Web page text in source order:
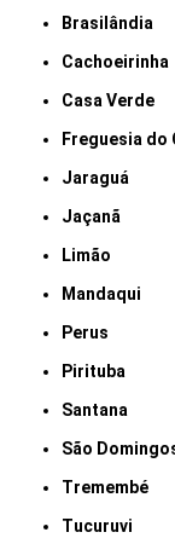
Brasilândia
Cachoeirinha
Casa Verde
Freguesia do
Jaraguá
Jaçanã
Limão
Mandaqui
Perus
Pirituba
Santana
São
Tremembé
Tucuruvi